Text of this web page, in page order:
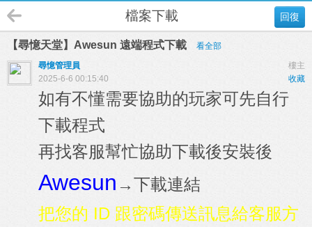
回復
檔案下載
【尋憶天堂】Awesun 遠端程式下載
看全部
樓主
尋憶管理員
收藏
2025-6-6 00:15:40
如有不懂需要協助的玩家可先自行
下載程式
再找客服幫忙協助下載後安裝後
Awesun →下載連結
把您的 ID 跟密碼傳送訊息給客服方